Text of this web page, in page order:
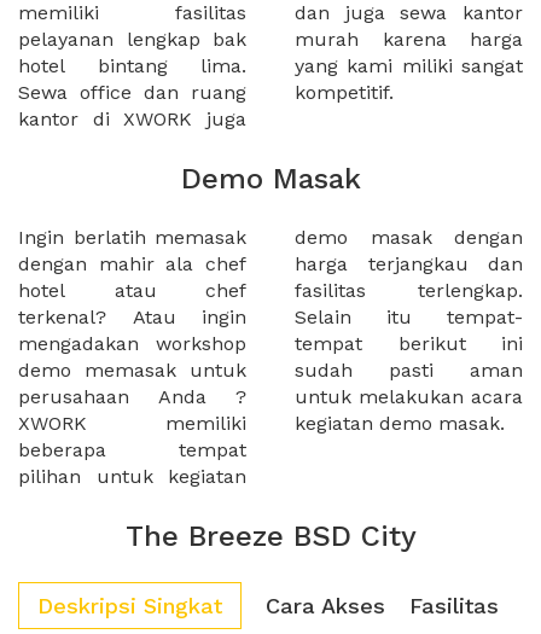
memiliki fasilitas
pelayanan lengkap bak
hotel bintang lima.
Sewa office dan ruang
kantor di XWORK juga
dan juga sewa kantor
murah karena harga
yang kami miliki sangat
kompetitif.
Demo Masak
Ingin berlatih memasak
dengan mahir ala chef
hotel atau chef
terkenal? Atau ingin
mengadakan workshop
demo memasak untuk
perusahaan Anda ?
XWORK memiliki
beberapa tempat
pilihan untuk kegiatan
demo masak dengan
harga terjangkau dan
fasilitas terlengkap.
Selain itu tempat-
tempat berikut ini
sudah pasti aman
untuk melakukan acara
kegiatan demo masak.
The Breeze BSD City
Deskripsi Singkat Cara Akses Fasilitas